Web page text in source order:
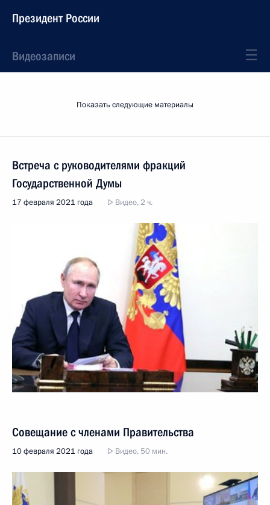
Президент России
Видеозаписи
Показать следующие материалы
Встреча с руководителями фракций
Государственной Думы
17 февраля 2021 года Видео, 2 ч.
Совещание с членами Правительства
10 февраля 2021 года Видео, 50 мин.